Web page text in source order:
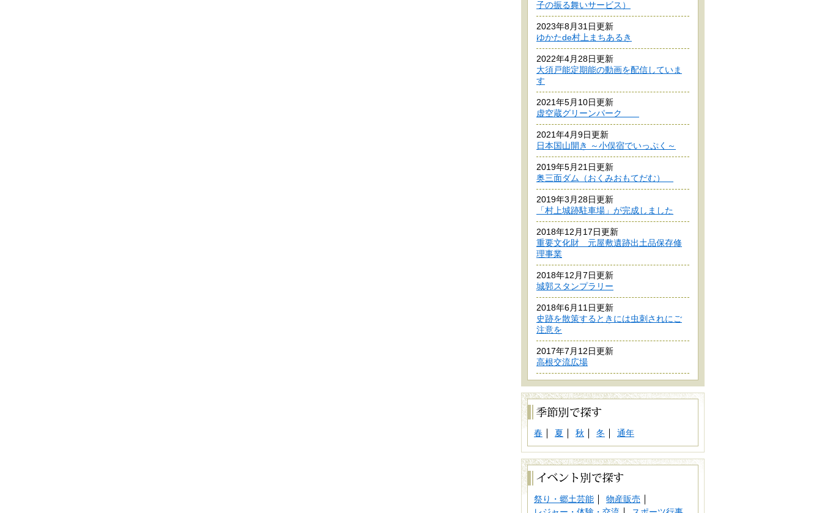
子の振る舞いサービス）
2023年8月31日更新
ゆかたde村上まちあるき
2022年4月28日更新
大須戸能定期能の動画を配信していま
す
2021年5月10日更新
虚空蔵グリーンパーク
2021年4月9日更新
日本国山開き ～小俣宿でいっぷく～
2019年5月21日更新
奥三面ダム（おくみおもてだむ）
2019年3月28日更新
「村上城跡駐車場」が完成しました
2018年12月17日更新
重要文化財 元屋敷遺跡出土品保存修
理事業
2018年12月7日更新
城郭スタンプラリー
2018年6月11日更新
史跡を散策するときには虫刺されにご
注意を
2017年7月12日更新
高根交流広場
季
節
別
す
春 夏 秋 冬 通年
イ
ベ
ン
祭り・郷土芸能
物産販売